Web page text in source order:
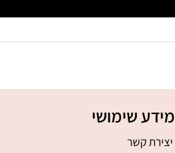
מידע שימושי
יצירת קשר